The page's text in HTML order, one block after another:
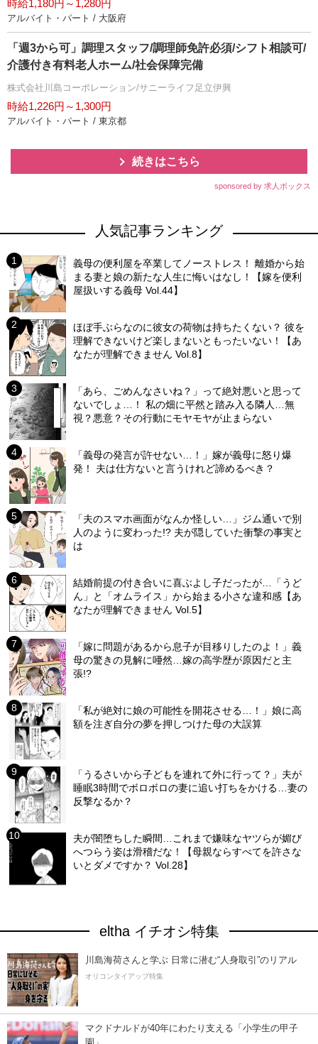
時給1,180円～1,280円
アルバイト・パート / 大阪府
「週3から可」調理スタッフ/調理師免許必須/シフト相談可/
介護付き有料老人ホーム/社会保障完備
株式会社川島コーポレーション/サニーライフ足立伊興
時給1,226円～1,300円
アルバイト・パート / 東京都
続きはこちら
sponsored by 求人ボックス
人気記事ランキング
義母の便利屋を卒業してノーストレス！ 離婚から始
まる妻と娘の新たな人生に悔いはなし！【嫁を便利
屋扱いする義母 Vol.44】
ほぼ手ぶらなのに彼女の荷物は持ちたくない？ 彼を
理解できないけど楽しまないともったいない！【あ
なたが理解できません Vol.8】
「あら、ごめんなさいね？」って絶対悪いと思って
ないでしょ…！ 私の畑に平然と踏み入る隣人…無
視？悪意？その行動にモヤモヤが止まらない
「義母の発言が許せない…！」嫁が義母に怒り爆
発！ 夫は仕方ないと言うけれど諦めるべき？
「夫のスマホ画面がなんか怪しい…」ジム通いで別
人のように変わった!? 夫が隠していた衝撃の事実と
は
結婚前提の付き合いに喜ぶよし子だったが…「うど
ん」と「オムライス」から始まる小さな違和感【あ
なたが理解できません Vol.5】
「嫁に問題があるから息子が目移りしたのよ！」義
母の驚きの見解に唖然…嫁の高学歴が原因だと主
張!?
「私が絶対に娘の可能性を開花させる…！」娘に高
額を注ぎ自分の夢を押しつけた母の大誤算
「うるさいから子どもを連れて外に行って？」夫が
睡眠3時間でボロボロの妻に追い打ちをかける…妻の
反撃なるか？
夫が闇堕ちした瞬間…これまで嫌味なヤツらが媚び
へつらう姿は滑稽だな！【母親ならすべてを許さな
いとダメですか？ Vol.28】
eltha イチオシ特集
川島海荷さんと学ぶ 日常に潜む“人身取引”のリアル
オリコンタイアップ特集
マクドナルドが40年にわたり支える「小学生の甲子
園」